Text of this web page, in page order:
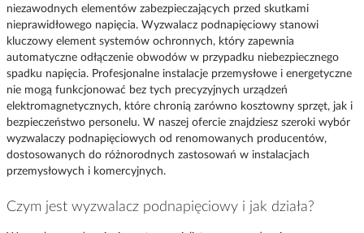
niezawodnych elementów zabezpieczających przed skutkami
nieprawidłowego napięcia. Wyzwalacz podnapięciowy stanowi
kluczowy element systemów ochronnych, który zapewnia
automatyczne odłączenie obwodów w przypadku niebezpiecznego
spadku napięcia. Profesjonalne instalacje przemysłowe i energetyczne
nie mogą funkcjonować bez tych precyzyjnych urządzeń
elektromagnetycznych, które chronią zarówno kosztowny sprzęt, jak i
bezpieczeństwo personelu. W naszej ofercie znajdziesz szeroki wybór
wyzwalaczy podnapięciowych od renomowanych producentów,
dostosowanych do różnorodnych zastosowań w instalacjach
przemysłowych i komercyjnych.
Czym jest wyzwalacz podnapięciowy i jak działa?